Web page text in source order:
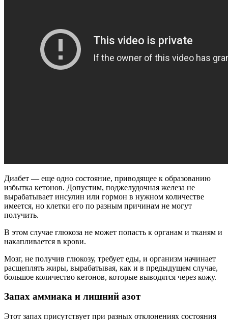
Диабет — еще одно состояние, приводящее к образованию
избытка кетонов. Допустим, поджелудочная железа не
вырабатывает инсулин или гормон в нужном количестве
имеется, но клетки его по разным причинам не могут
получить.
В этом случае глюкоза не может попасть к органам и тканям и
накапливается в крови.
Мозг, не получив глюкозу, требует еды, и организм начинает
расщеплять жиры, вырабатывая, как и в предыдущем случае,
большое количество кетонов, которые выводятся через кожу.
Запах аммиака и лишний азот
Этот запах присутствует при разных отклонениях состояния